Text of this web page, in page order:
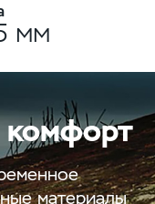
мм
комфорт
материалы